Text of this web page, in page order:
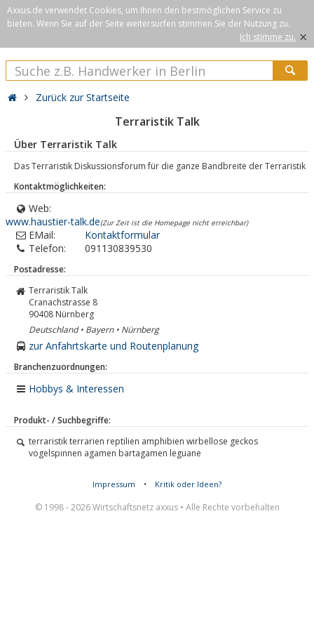
Axxus.de verwendet Cookies, um Ihnen den bestmöglichen Service zu
bieten. Wenn Sie auf der Seite weitersurfen stimmen Sie der Nutzung zu.
Ich stimme zu. ×
Zurück zur Startseite
Terraristik Talk
Über Terraristik Talk
Das Terraristik Diskussionsforum für die ganze Bandbreite der Terraristik
Kontaktmöglichkeiten:
Web:
www.haustier-talk.de(Zur Zeit ist die Homepage nicht erreichbar)
EMail:
Kontaktformular
Telefon:
091130839530
Postadresse:
Terraristik Talk
Cranachstrasse 8
90408 Nürnberg
Deutschland • Bayern • Nürnberg
zur Anfahrtskarte und Routenplanung
Branchenzuordnungen:
Hobbys & Interessen
Produkt- / Suchbegriffe:
terraristik terrarien reptilien amphibien wirbellose geckos
vogelspinnen agamen bartagamen leguane
Impressum • Kritik oder Ideen?
© 1998 - 2026 Wirtschaftsnetz axxus • Alle Rechte vorbehalten